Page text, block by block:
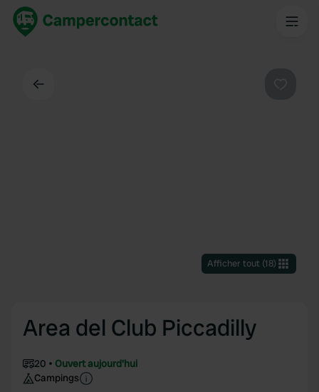
Afficher tout(18)
Area del Club Piccadilly
20
Ouvert aujourd'hui
Campings